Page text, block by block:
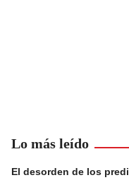
Lo más leído
El desorden de los